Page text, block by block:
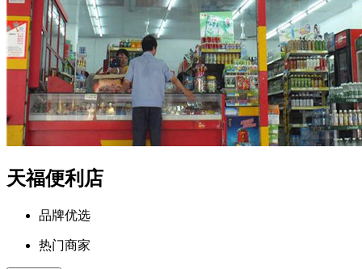
天福便利店
品牌优选
热门商家